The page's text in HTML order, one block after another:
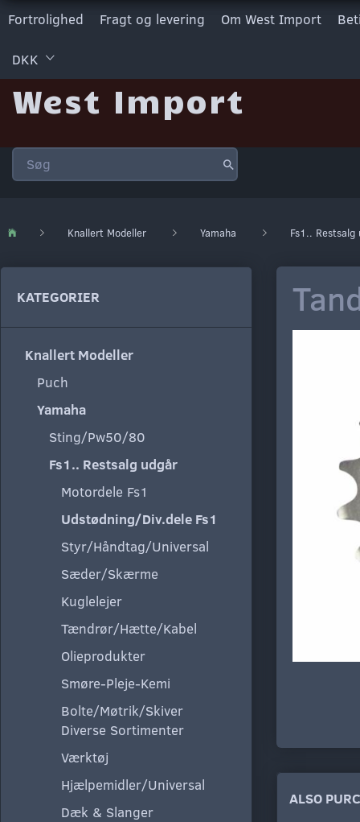
Fortrolighed Fragt og levering Om West Import
DKK
West Import
Knallert Modeller Yamaha Fs1.. Restsalg
KATEGORIER
Knallert Modeller
Puch
Yamaha
Sting/Pw50/80
Fs1.. Restsalg udgår
Motordele Fs1
Udstødning/Div.dele Fs1
Styr/Håndtag/Universal
Sæder/Skærme
Kuglelejer
Tændrør/Hætte/Kabel
Olieprodukter
Smøre-Pleje-Kemi
Bolte/Møtrik/Skiver
Diverse Sortimenter
Værktøj
Hjælpemidler/Universal
Dæk & Slanger
ALSO